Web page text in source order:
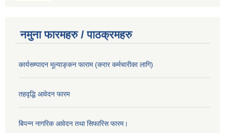
नमुना फारमहरु / पाठक्रमहरु
कार्यसम्पादन मूल्याङ्कन फाराम (करार कर्मचारीका लागि)
तहवृद्धि आवेदन फारम
बिपन्‍न नागरिक आवेदन तथा सिफारिस फारम।